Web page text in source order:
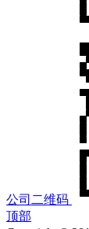
公司二维码
顶部